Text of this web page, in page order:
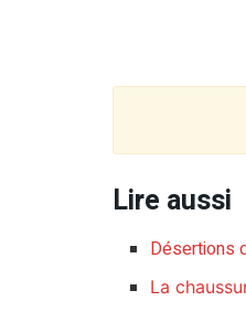
Lire aussi
Désertions
La